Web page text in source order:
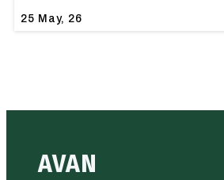
25 May, 26
AVAN